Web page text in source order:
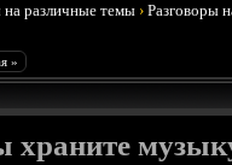
на различные темы ›Разговоры
»
храните